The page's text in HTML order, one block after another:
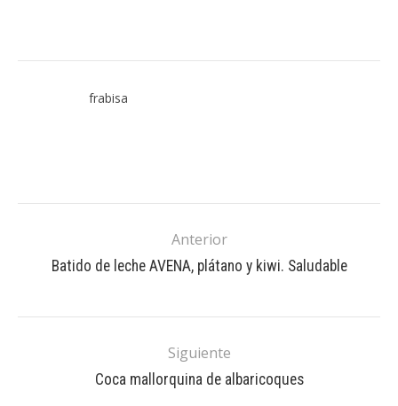
frabisa
Anterior
Batido de leche AVENA, plátano y kiwi. Saludable
Siguiente
Coca mallorquina de albaricoques